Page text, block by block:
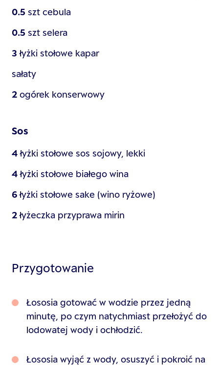
0.5 szt cebula
0.5 szt selera
3 łyżki stołowe kapar
sałaty
2 ogórek konserwowy
Sos
4 łyżki stołowe sos sojowy, lekki
4 łyżki stołowe białego wina
6 łyżki stołowe sake (wino ryżowe)
2 łyżeczka przyprawa mirin
Przygotowanie
Łososia gotować w wodzie przez jedną
minutę, po czym natychmiast przełożyć do
lodowatej wody i ochłodzić.
Łososia wyjąć z wody, osuszyć i pokroić na